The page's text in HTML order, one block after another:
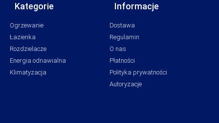
Kategorie
Ogrzewanie
Łazienka
Rozdzielacze
Energia odnawialna
Klimatyzacja
Informacje
Dostawa
Regulamin
O nas
Płatności
Polityka prywatności
Autoryzacje